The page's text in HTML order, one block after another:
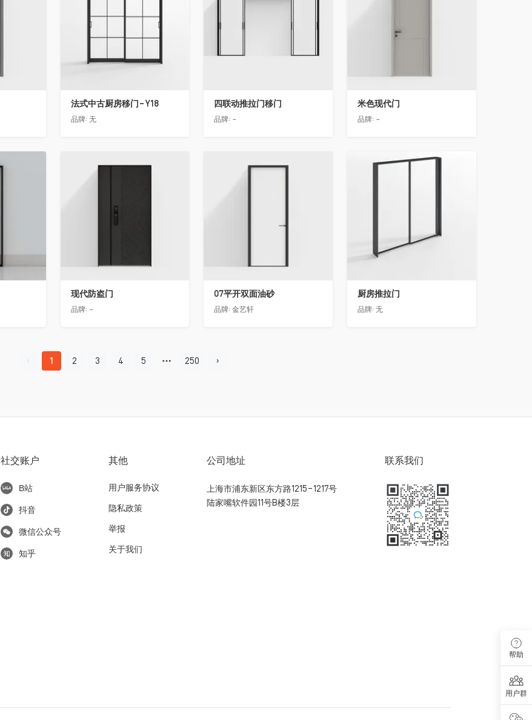
法式中古厨房移门-Y18
品牌: 无
四联动推拉门移门
品牌: -
米色现代门
品牌: -
收藏
现代防盗门
品牌: -
07平开双面油砂
品牌:金艺轩
收藏
厨房推拉门
品牌:无
1 2 3 4 5 250
社交账户
B站
抖音
微信公众号
知乎
其他
用户服务协议
隐私政策
举报
关于我们
公司地址
上海市浦东新区东方路1215-1217号
陆家嘴软件园11号B楼3层
联系我们
帮助
用户群